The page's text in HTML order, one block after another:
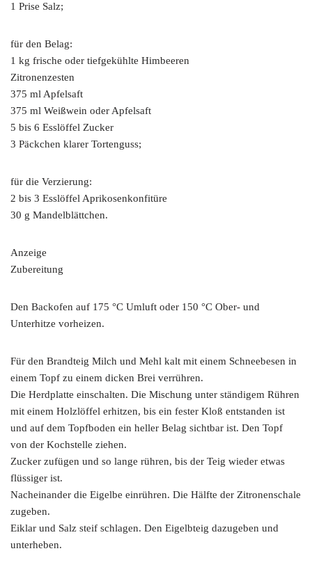
1 Prise Salz;
für den Belag:
1 kg frische oder tiefgekühlte Himbeeren
Zitronenzesten
375 ml Apfelsaft
375 ml Weißwein oder Apfelsaft
5 bis 6 Esslöffel Zucker
3 Päckchen klarer Tortenguss;
für die Verzierung:
2 bis 3 Esslöffel Aprikosenkonfitüre
30 g Mandelblättchen.
Anzeige
Zubereitung
Den Backofen auf 175 °C Umluft oder 150 °C Ober- und
Unterhitze vorheizen.
Für den Brandteig Milch und Mehl kalt mit einem Schneebesen in
einem Topf zu einem dicken Brei verrühren.
Die Herdplatte einschalten. Die Mischung unter ständigem Rühren
mit einem Holzlöffel erhitzen, bis ein fester Kloß entstanden ist
und auf dem Topfboden ein heller Belag sichtbar ist. Den Topf
von der Kochstelle ziehen.
Zucker zufügen und so lange rühren, bis der Teig wieder etwas
flüssiger ist.
Nacheinander die Eigelbe einrühren. Die Hälfte der Zitronenschale
zugeben.
Eiklar und Salz steif schlagen. Den Eigelbteig dazugeben und
unterheben.